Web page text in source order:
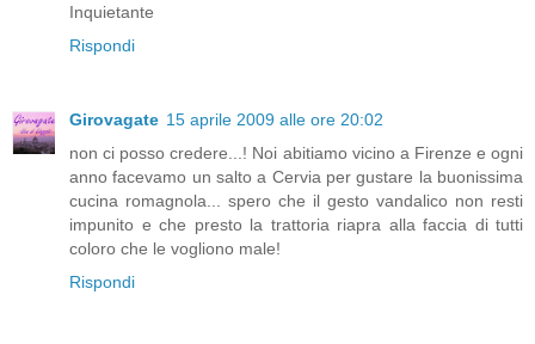
Inquietante
Rispondi
Girovagate 15 aprile 2009 alle ore 20:02
non ci posso credere...! Noi abitiamo vicino a Firenze e ogni
anno facevamo un salto a Cervia per gustare la buonissima
cucina romagnola... spero che il gesto vandalico non resti
impunito e che presto la trattoria riapra alla faccia di tutti
coloro che le vogliono male!
Rispondi